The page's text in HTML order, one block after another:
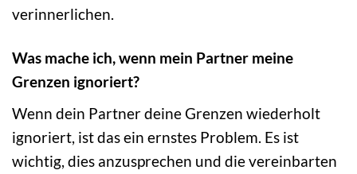
verinnerlichen.
Was mache ich, wenn mein Partner meine
Grenzen ignoriert?
Wenn dein Partner deine Grenzen wiederholt
ignoriert, ist das ein ernstes Problem. Es ist
wichtig, dies anzusprechen und die vereinbarten